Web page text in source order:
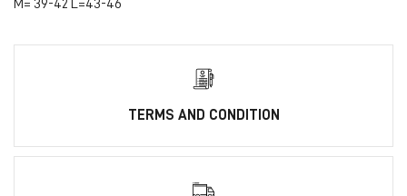
M= 39-42 L=43-46
TERMS AND CONDITION